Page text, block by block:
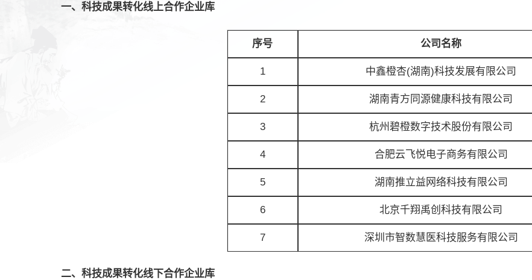
一、科技成果转化线上合作企业库
序号 公司名称
1 中鑫橙杏(湖南)科技发展有限公司
2 湖南青方同源健康科技有限公司
3 杭州碧橙数字技术股份有限公司
4 合肥云飞悦电子商务有限公司
5 湖南推立益网络科技有限公司
6 北京千翔禹创科技有限公司
7 深圳市智数慧医科技服务有限公司
二、科技成果转化线下合作企业库